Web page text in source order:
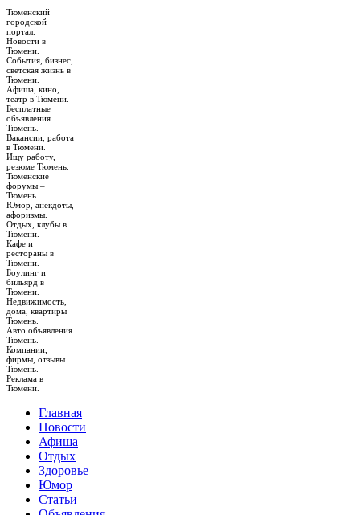
Тюменский
городской
портал.
Новости в
Тюмени.
События, бизнес,
светская жизнь в
Тюмени.
Афиша, кино,
театр в Тюмени.
Бесплатные
объявления
Тюмень.
Вакансии, работа
в Тюмени.
Ищу работу,
резюме Тюмень.
Тюменские
форумы –
Тюмень.
Юмор, анекдоты,
афоризмы.
Отдых, клубы в
Тюмени.
Кафе и
рестораны в
Тюмени.
Боулинг и
бильярд в
Тюмени.
Недвижимость,
дома, квартиры
Тюмень.
Авто объявления
Тюмень.
Компании,
фирмы, отзывы
Тюмень.
Реклама в
Тюмени.
Главная
Новости
Афиша
Отдых
Здоровье
Юмор
Статьи